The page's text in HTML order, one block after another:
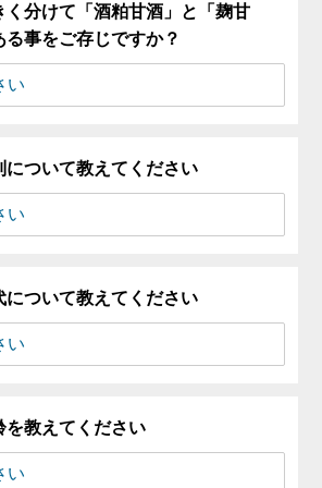
く分けて「酒粕甘酒」と「麹甘
る事をご存じですか？
について教えてください
について教えてください
を教えてください